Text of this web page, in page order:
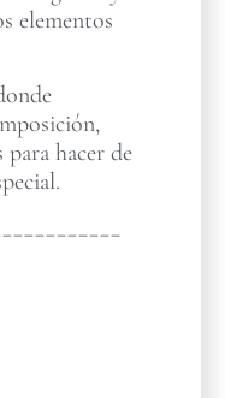
elementos
hacer de